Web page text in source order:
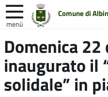
Comune di
menù
nel
sito
Entra in Comune
Unione
Domenica
inaugurato il
solidale” in